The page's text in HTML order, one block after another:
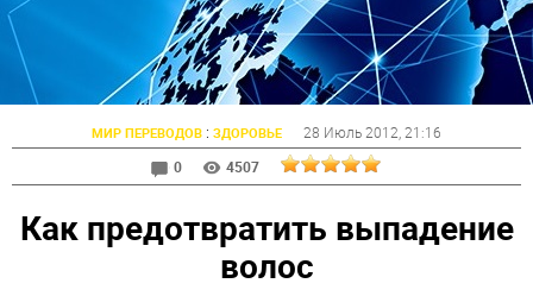
МИР ПЕРЕВОДОВ : ЗДОРОВЬЕ 28 Июль 2012 , 21:16
0
4507
Как предотвратить выпадение
волос